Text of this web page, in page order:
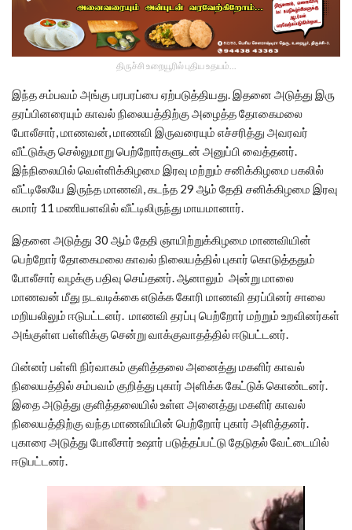
திருச்சி உறையூரில் புதிய உதயம்...
இந்த சம்பவம் அங்கு பரபரப்பை ஏற்படுத்தியது. இதனை அடுத்து இரு
தரப்பினரையும் காவல் நிலையத்திற்கு அழைத்த தோகைமலை
போலீசார், மாணவன், மாணவி இருவரையும் எச்சரித்து அவரவர்
வீட்டுக்கு செல்லுமாறு பெற்றோர்களுடன் அனுப்பி வைத்தனர்.
இந்நிலையில் வெள்ளிக்கிழமை இரவு மற்றும் சனிக்கிழமை பகலில்
வீட்டிலேயே இருந்த மாணவி, கடந்த 29 ஆம் தேதி சனிக்கிழமை இரவு
சுமார் 11 மணியளவில் வீட்டிலிருந்து மாயமானார்.
இதனை அடுத்து 30 ஆம் தேதி ஞாயிற்றுக்கிழமை மாணவியின்
பெற்றோர் தோகைமலை காவல் நிலையத்தில் புகார் கொடுத்ததும்
போலீசார் வழக்கு பதிவு செய்தனர். ஆனாலும் அன்று மாலை
மாணவன் மீது நடவடிக்கை எடுக்க கோரி மாணவி தரப்பினர் சாலை
மறியலிலும் ஈடுபட்டனர். மாணவி தரப்பு பெற்றோர் மற்றும் உறவினர்கள்
அங்குள்ள பள்ளிக்கு சென்று வாக்குவாதத்தில் ஈடுபட்டனர்.
பின்னர் பள்ளி நிர்வாகம் குளித்தலை அனைத்து மகளிர் காவல்
நிலையத்தில் சம்பவம் குறித்து புகார் அளிக்க கேட்டுக் கொண்டனர்.
இதை அடுத்து குளித்தலையில் உள்ள அனைத்து மகளிர் காவல்
நிலையத்திற்கு வந்த மாணவியின் பெற்றோர் புகார் அளித்தனர்.
புகாரை அடுத்து போலீசார் உஷார் படுத்தப்பட்டு தேடுதல் வேட்டையில்
ஈடுபட்டனர்.